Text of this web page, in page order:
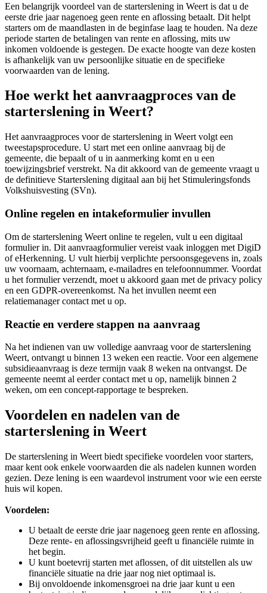
Een belangrijk voordeel van de starterslening in Weert is dat u de
eerste drie jaar nagenoeg geen rente en aflossing betaalt. Dit helpt
starters om de maandlasten in de beginfase laag te houden. Na deze
periode starten de betalingen van rente en aflossing, mits uw
inkomen voldoende is gestegen. De exacte hoogte van deze kosten
is afhankelijk van uw persoonlijke situatie en de specifieke
voorwaarden van de lening.
Hoe werkt het aanvraagproces van de
starterslening in Weert?
Het aanvraagproces voor de starterslening in Weert volgt een
tweestapsprocedure. U start met een online aanvraag bij de
gemeente, die bepaalt of u in aanmerking komt en u een
toewijzingsbrief verstrekt. Na dit akkoord van de gemeente vraagt u
de definitieve Starterslening digitaal aan bij het Stimuleringsfonds
Volkshuisvesting (SVn).
Online regelen en intakeformulier invullen
Om de starterslening Weert online te regelen, vult u een digitaal
formulier in. Dit aanvraagformulier vereist vaak inloggen met DigiD
of eHerkenning. U vult hierbij verplichte persoonsgegevens in, zoals
uw voornaam, achternaam, e-mailadres en telefoonnummer. Voordat
u het formulier verzendt, moet u akkoord gaan met de privacy policy
en een GDPR-overeenkomst. Na het invullen neemt een
relatiemanager contact met u op.
Reactie en verdere stappen na aanvraag
Na het indienen van uw volledige aanvraag voor de starterslening
Weert, ontvangt u binnen 13 weken een reactie. Voor een algemene
subsidieaanvraag is deze termijn vaak 8 weken na ontvangst. De
gemeente neemt al eerder contact met u op, namelijk binnen 2
weken, om een concept-rapportage te bespreken.
Voordelen en nadelen van de
starterslening in Weert
De starterslening in Weert biedt specifieke voordelen voor starters,
maar kent ook enkele voorwaarden die als nadelen kunnen worden
gezien. Deze lening is een waardevol instrument voor wie een eerste
huis wil kopen.
Voordelen:
U betaalt de eerste drie jaar nagenoeg geen rente en aflossing.
Deze rente- en aflossingsvrijheid geeft u financiële ruimte in
het begin.
U kunt boetevrij starten met aflossen, of dit uitstellen als uw
financiële situatie na drie jaar nog niet optimaal is.
Bij onvoldoende inkomensgroei na drie jaar kunt u een